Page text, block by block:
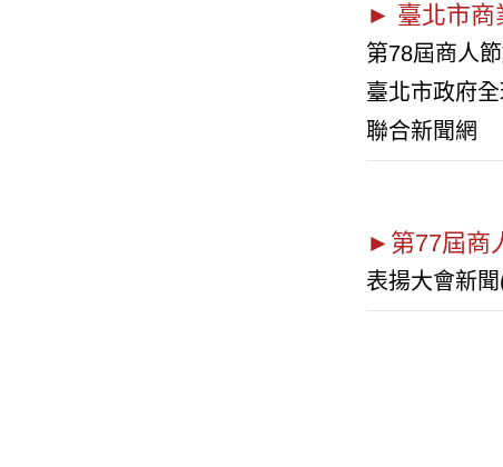
► 臺北市商
第78屆商人
臺北市政府
聯合新聞網
►第77屆商
表揚大會新